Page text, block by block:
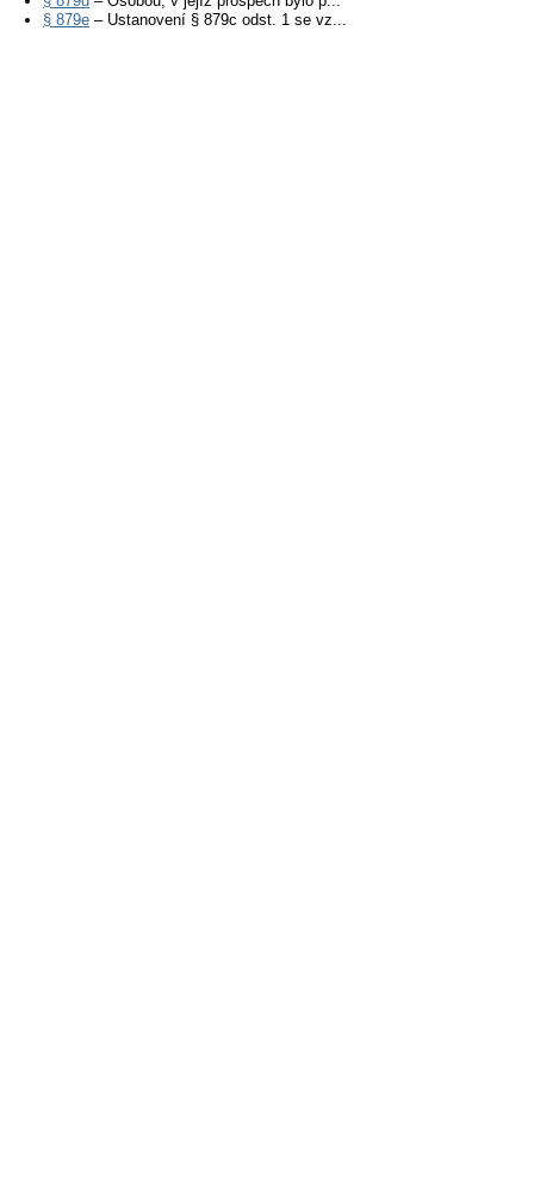
§ 879e – Ustanovení § 879c odst. 1 se vz...